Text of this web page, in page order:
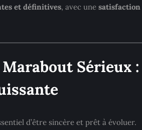
et définitives, avec une satisfaction
Sérieux :
d’être sincère et prêt à évoluer.